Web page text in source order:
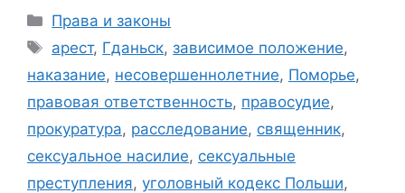
Categories
Права и законы
Tags
арест, Гданьск, зависимое положение,
наказание, несовершеннолетние, Поморье,
правовая ответственность, правосудие,
прокуратура, расследование, священник,
сексуальное насилие, сексуальные
преступления, уголовный кодекс Польши,